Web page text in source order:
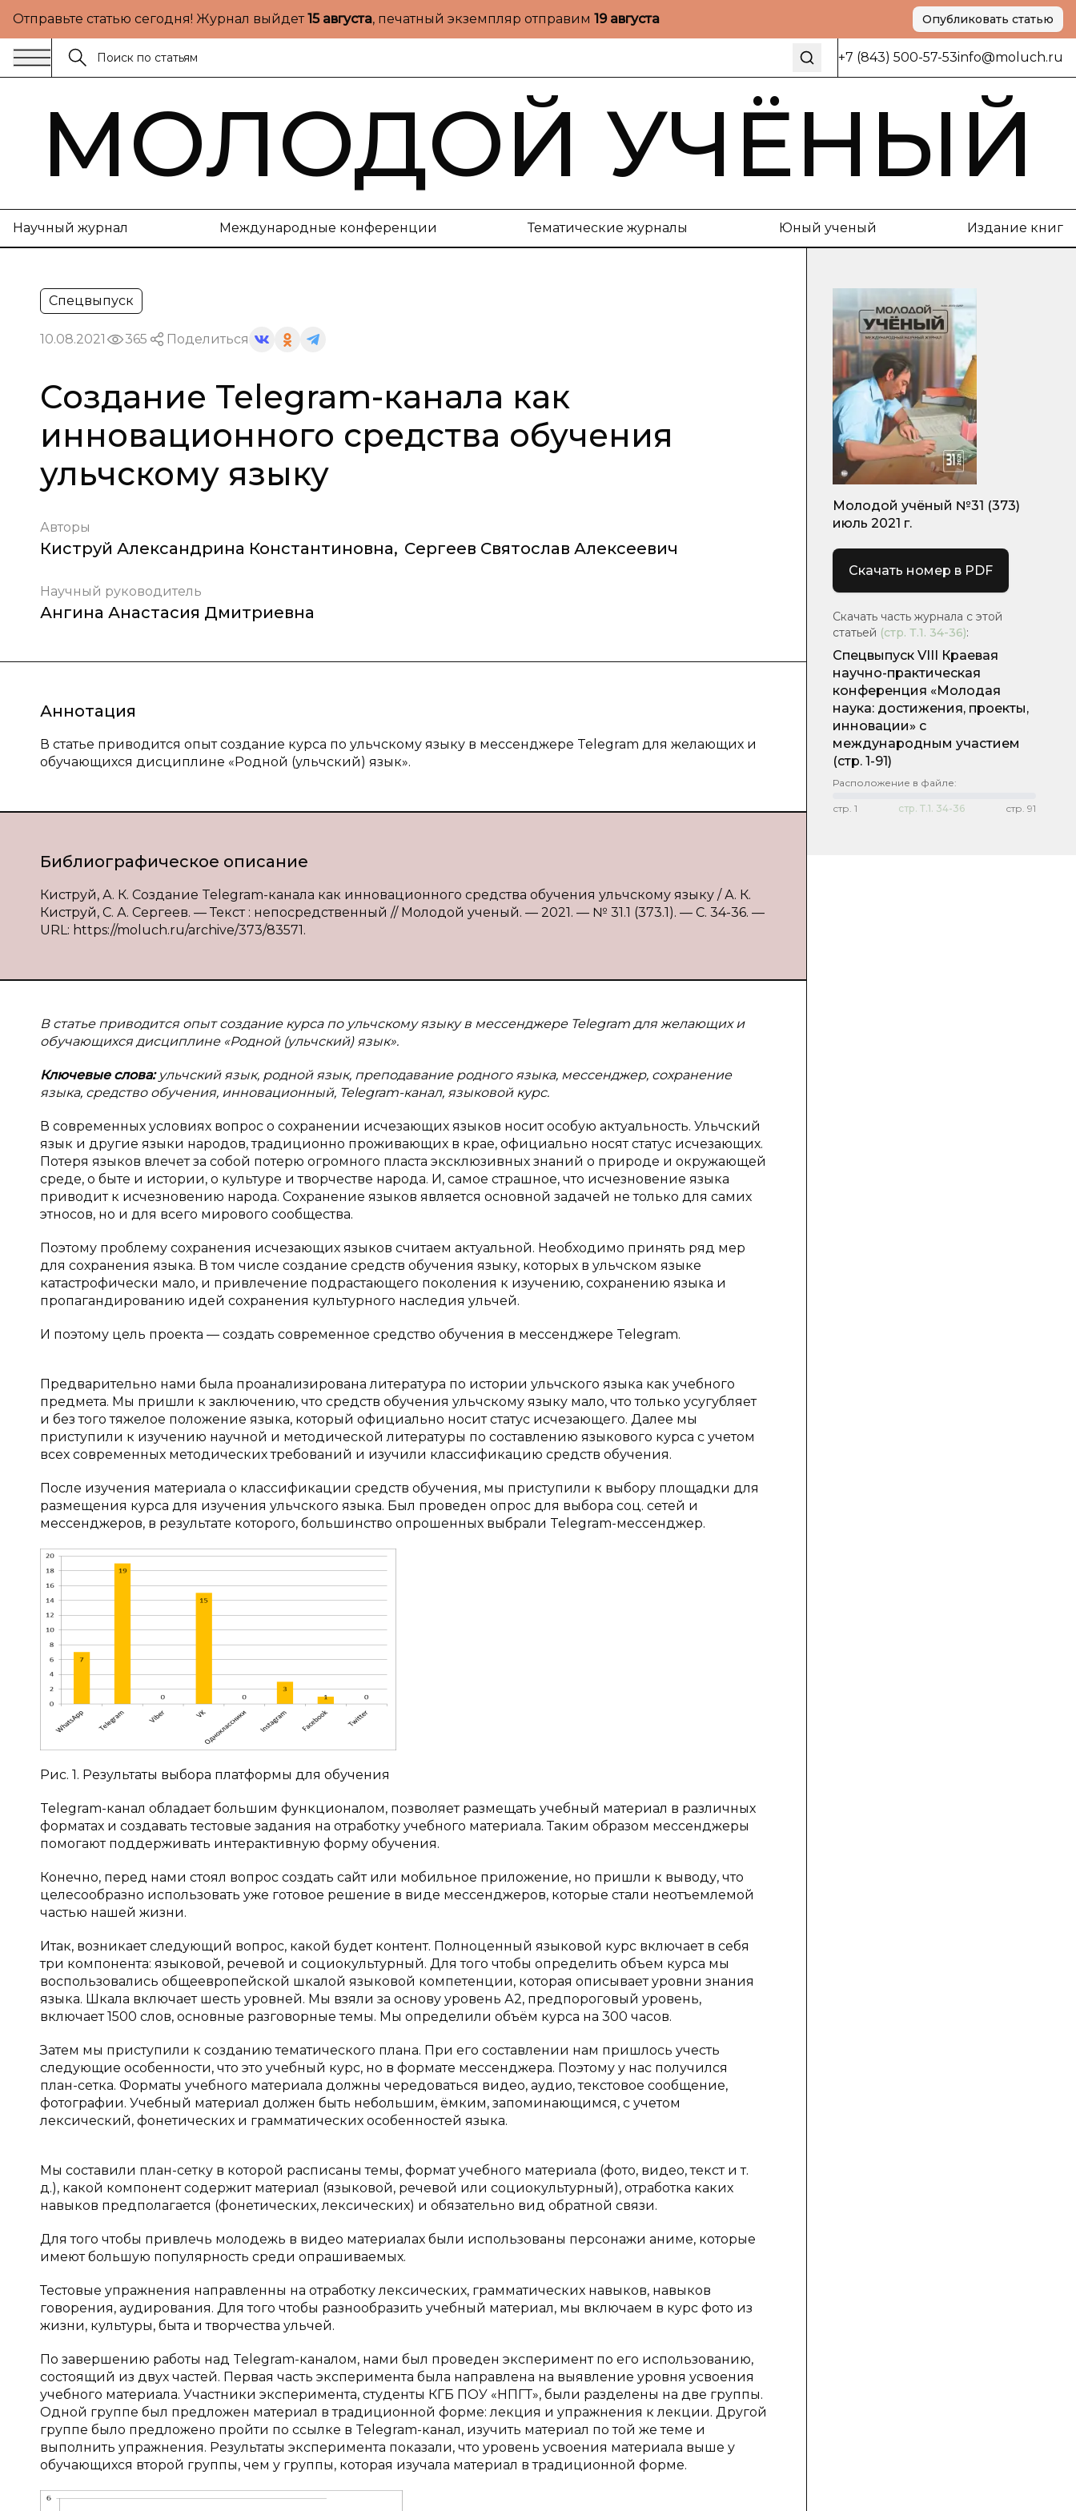
Отправьте статью сегодня! Журнал выйдет15 августа, печатный экземпляр отправим 19 августа Опубликовать статью
+7 (843) 500-57-53info@moluch.ru
МОЛОДОЙ УЧЁНЫЙ
Научный журнал Международные конференции Тематические журналы Юный ученый Издание книг
Спецвыпуск
10.08.2021 365 Поделиться
Создание Telegram-канала как
инновационного средства обучения
ульчскому языку
Авторы
Киструй Александрина Константиновна, Сергеев Святослав Алексеевич
Научный руководитель
Ангина Анастасия Дмитриевна
Аннотация
В статье приводится опыт создание курса по ульчскому языку в мессенджере Telegram для желающих и
обучающихся дисциплине «Родной (ульчский) язык».
Библиографическое описание
Киструй, А. К. Создание Telegram-канала как инновационного средства обучения ульчскому языку / А. К.
Киструй, С. А. Сергеев. — Текст : непосредственный // Молодой ученый. — 2021. — № 31.1 (373.1). — С. 34-36. —
URL: https://moluch.ru/archive/373/83571.
В статье приводится опыт создание курса по ульчскому языку в мессенджере Telegram для желающих и
обучающихся дисциплине «Родной (ульчский) язык».
Ключевые слова: ульчский язык, родной язык, преподавание родного языка, мессенджер, сохранение
языка, средство обучения, инновационный, Telegram-канал, языковой курс.
В современных условиях вопрос о сохранении исчезающих языков носит особую актуальность. Ульчский
язык и другие языки народов, традиционно проживающих в крае, официально носят статус исчезающих.
Потеря языков влечет за собой потерю огромного пласта эксклюзивных знаний о природе и окружающей
среде, о быте и истории, о культуре и творчестве народа. И, самое страшное, что исчезновение языка
приводит к исчезновению народа. Сохранение языков является основной задачей не только для самих
этносов, но и для всего мирового сообщества.
Поэтому проблему сохранения исчезающих языков считаем актуальной. Необходимо принять ряд мер
для сохранения языка. В том числе создание средств обучения языку, которых в ульчском языке
катастрофически мало, и привлечение подрастающего поколения к изучению, сохранению языка и
пропагандированию идей сохранения культурного наследия ульчей.
И поэтому цель проекта — создать современное средство обучения в мессенджере Telegram.
Предварительно нами была проанализирована литература по истории ульчского языка как учебного
предмета. Мы пришли к заключению, что средств обучения ульчскому языку мало, что только усугубляет
и без того тяжелое положение языка, который официально носит статус исчезающего. Далее мы
приступили к изучению научной и методической литературы по составлению языкового курса с учетом
всех современных методических требований и изучили классификацию средств обучения.
После изучения материала о классификации средств обучения, мы приступили к выбору площадки для
размещения курса для изучения ульчского языка. Был проведен опрос для выбора соц. сетей и
мессенджеров, в результате которого, большинство опрошенных выбрали Telegram-мессенджер.
Рис. 1. Результаты выбора платформы для обучения
Telegram-канал обладает большим функционалом, позволяет размещать учебный материал в различных
форматах и создавать тестовые задания на отработку учебного материала. Таким образом мессенджеры
помогают поддерживать интерактивную форму обучения.
Конечно, перед нами стоял вопрос создать сайт или мобильное приложение, но пришли к выводу, что
целесообразно использовать уже готовое решение в виде мессенджеров, которые стали неотъемлемой
частью нашей жизни.
Итак, возникает следующий вопрос, какой будет контент. Полноценный языковой курс включает в себя
три компонента: языковой, речевой и социокультурный. Для того чтобы определить объем курса мы
воспользовались общеевропейской шкалой языковой компетенции, которая описывает уровни знания
языка. Шкала включает шесть уровней. Мы взяли за основу уровень А2, предпороговый уровень,
включает 1500 слов, основные разговорные темы. Мы определили объём курса на 300 часов.
Затем мы приступили к созданию тематического плана. При его составлении нам пришлось учесть
следующие особенности, что это учебный курс, но в формате мессенджера. Поэтому у нас получился
план-сетка. Форматы учебного материала должны чередоваться видео, аудио, текстовое сообщение,
фотографии. Учебный материал должен быть небольшим, ёмким, запоминающимся, с учетом
лексический, фонетических и грамматических особенностей языка.
Мы составили план-сетку в которой расписаны темы, формат учебного материала (фото, видео, текст и т.
д.), какой компонент содержит материал (языковой, речевой или социокультурный), отработка каких
навыков предполагается (фонетических, лексических) и обязательно вид обратной связи.
Для того чтобы привлечь молодежь в видео материалах были использованы персонажи аниме, которые
имеют большую популярность среди опрашиваемых.
Тестовые упражнения направленны на отработку лексических, грамматических навыков, навыков
говорения, аудирования. Для того чтобы разнообразить учебный материал, мы включаем в курс фото из
жизни, культуры, быта и творчества ульчей.
По завершению работы над Telegram-каналом, нами был проведен эксперимент по его использованию,
состоящий из двух частей. Первая часть эксперимента была направлена на выявление уровня усвоения
учебного материала. Участники эксперимента, студенты КГБ ПОУ «НПГТ», были разделены на две группы.
Одной группе был предложен материал в традиционной форме: лекция и упражнения к лекции. Другой
группе было предложено пройти по ссылке в Telegram-канал, изучить материал по той же теме и
выполнить упражнения. Результаты эксперимента показали, что уровень усвоения материала выше у
обучающихся второй группы, чем у группы, которая изучала материал в традиционной форме.
Молодой учёный №31 (373)
июль 2021 г.
Скачать номер в PDF
Скачать часть журнала с этой
статьей (стр. Т.1. 34-36):
Спецвыпуск VIII Краевая
научно-практическая
конференция «Молодая
наука: достижения, проекты,
инновации» с
международным участием
(стр. 1-91)
Расположение в файле:
стр. 1 стр. Т.1. 34-36 стр. 91